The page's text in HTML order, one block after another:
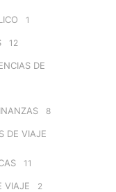
1
12
DE
8
DE VIAJE
11
VIAJE 2